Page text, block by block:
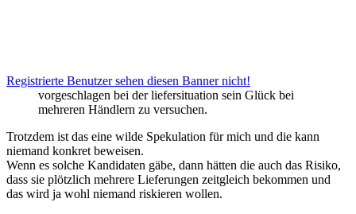
Registrierte Benutzer sehen diesen Banner nicht!
vorgeschlagen bei der liefersituation sein Glück bei
mehreren Händlern zu versuchen.
Trotzdem ist das eine wilde Spekulation für mich und die kann
niemand konkret beweisen.
Wenn es solche Kandidaten gäbe, dann hätten die auch das Risiko,
dass sie plötzlich mehrere Lieferungen zeitgleich bekommen und
das wird ja wohl niemand riskieren wollen.